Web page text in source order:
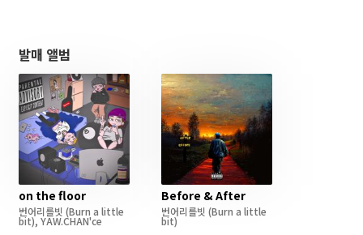
발매 앨범
on the floor
번어리를빗 (Burn a little
bit), YAW.CHAN'ce
Before & After
번어리를빗 (Burn a little
bit)